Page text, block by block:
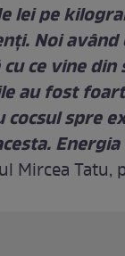
lei pe
Noi
ce vine
au fost
cocsul spre
Mircea Tatu,